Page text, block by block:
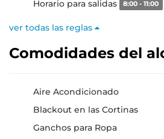
Horario para salidas 8:00 - 11:00
ver todas las reglas
Comodidades del
Aire Acondicionado
Blackout en las Cortinas
Ganchos para Ropa